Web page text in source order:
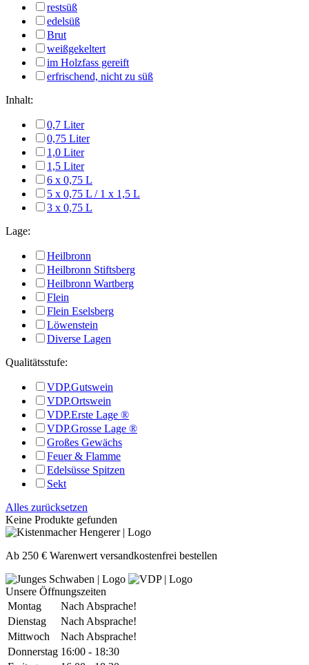
restsüß
edelsüß
Brut
weißgekeltert
im Holzfass gereift
erfrischend, nicht zu süß
Inhalt:
0,7 Liter
0,75 Liter
1,0 Liter
1,5 Liter
6 x 0,75 L
5 x 0,75 L / 1 x 1,5 L
3 x 0,75 L
Lage:
Heilbronn
Heilbronn Stiftsberg
Heilbronn Wartberg
Flein
Flein Eselsberg
Löwenstein
Diverse Lagen
Qualitätsstufe:
VDP.Gutswein
VDP.Ortswein
VDP.Erste Lage ®
VDP.Grosse Lage ®
Großes Gewächs
Feuer & Flamme
Edelsüsse Spitzen
Sekt
Alles zurücksetzen
Keine Produkte gefunden
Ab 250 € Warenwert versandkostenfrei bestellen
Unsere Öffnungszeiten
Montag
Nach Absprache!
Dienstag
Nach Absprache!
Mittwoch
Nach Absprache!
Donnerstag 16:00 - 18:30